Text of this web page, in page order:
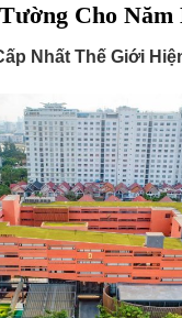
Cho Năm
Nhất Thế Giới